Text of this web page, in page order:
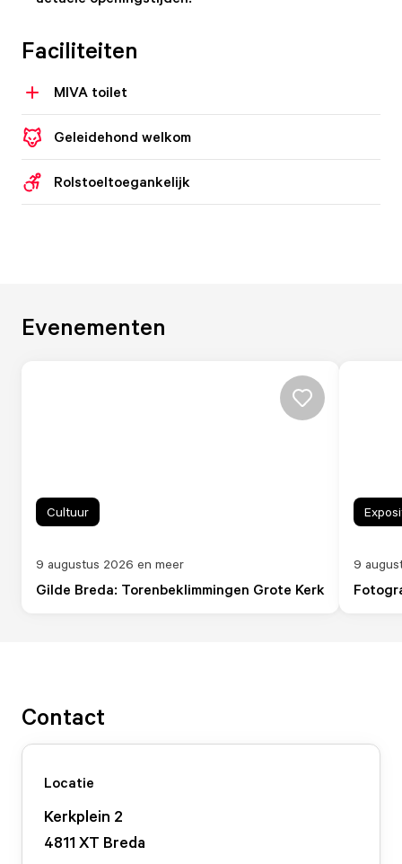
Faciliteiten
MIVA toilet
Geleidehond welkom
Rolstoeltoegankelijk
Evenementen
Gilde Breda: Torenbeklimmingen Grote Kerk
9 augustus 2026 en meer
Cultuur
9
Contact
Locatie
Kerkplein 2
4811 XT Breda